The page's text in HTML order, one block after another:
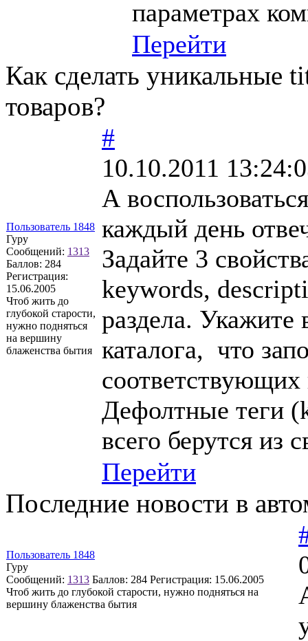
параметрах
Перейти
Как сделать уникальные
товаров?
Пользователь 1848
Гуру
Сообщений: 1313
Баллов: 284
Регистрация:
15.06.2005
Чтоб жить до
глубокой старости,
нужно подняться
на вершину
блаженства бытия
#
10.10.2011
А
каждый день
Задайте 3
keywords,
раздела. Укажите
каталога, что
соответствующих
Дефолтные теги
всего берутся из
Перейти
Последние новости в
Пользователь 1848
Гуру
Сообщений: 1313 Баллов: 284 Регистрация: 15.06.2005
Чтоб жить до глубокой старости, нужно подняться на
вершину блаженства бытия